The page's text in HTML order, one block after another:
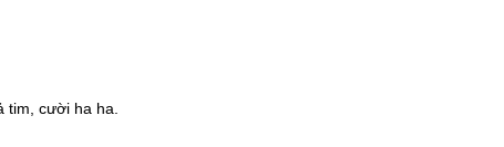
tim, cười ha ha.